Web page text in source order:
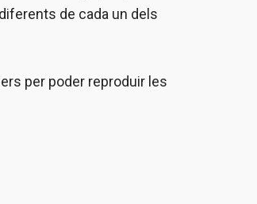
de cada un dels
per poder reproduir les